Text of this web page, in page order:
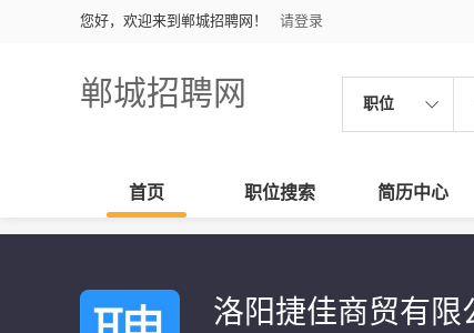
您好，欢迎来到郸城招聘网！ 请登录
郸城招聘网 职位
首页 职位搜索 简历中心
洛阳捷佳商贸有限